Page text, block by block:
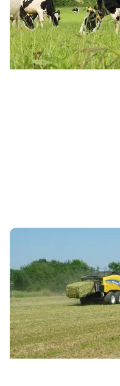
nutritives pour les
14 NOV. 2019
Comprendre
l’échauffement du
Attention aux foins
particulièrement
05 JUIN 2025